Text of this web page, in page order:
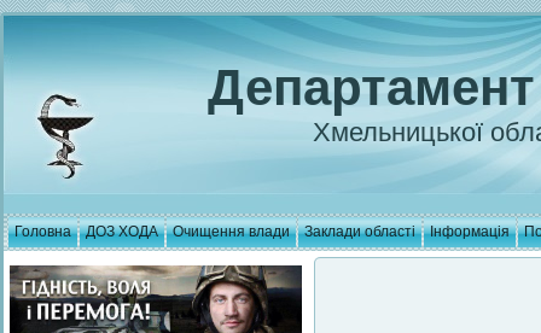
Хмельницької
Головна ДОЗ ХОДА Очищення влади Заклади області Інформація